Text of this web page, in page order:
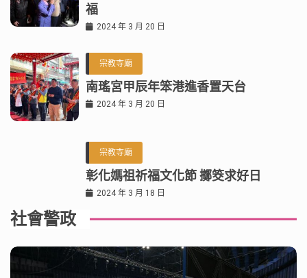
福
2024 年 3 月 20 日
宗教寺廟
南瑤宮甲辰年笨港進香置天台
2024 年 3 月 20 日
宗教寺廟
彰化媽祖祈福文化節 擲筊求好日
2024 年 3 月 18 日
社會警政